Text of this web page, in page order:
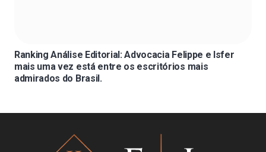
Ranking Análise Editorial: Advocacia Felippe e Isfer
mais uma vez está entre os escritórios mais
admirados do Brasil.